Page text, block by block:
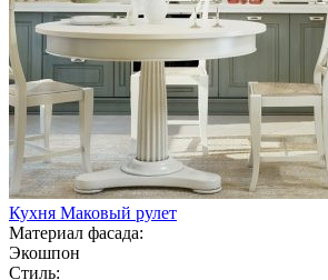
Кухня Маковый рулет
Материал фасада:
Экошпон
Стиль: